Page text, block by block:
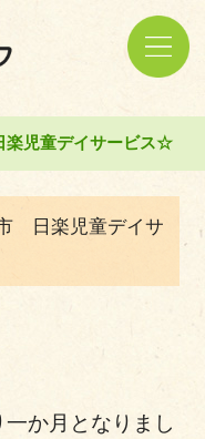
児童デイサービス☆
日楽児童デイサ
か月となりまし